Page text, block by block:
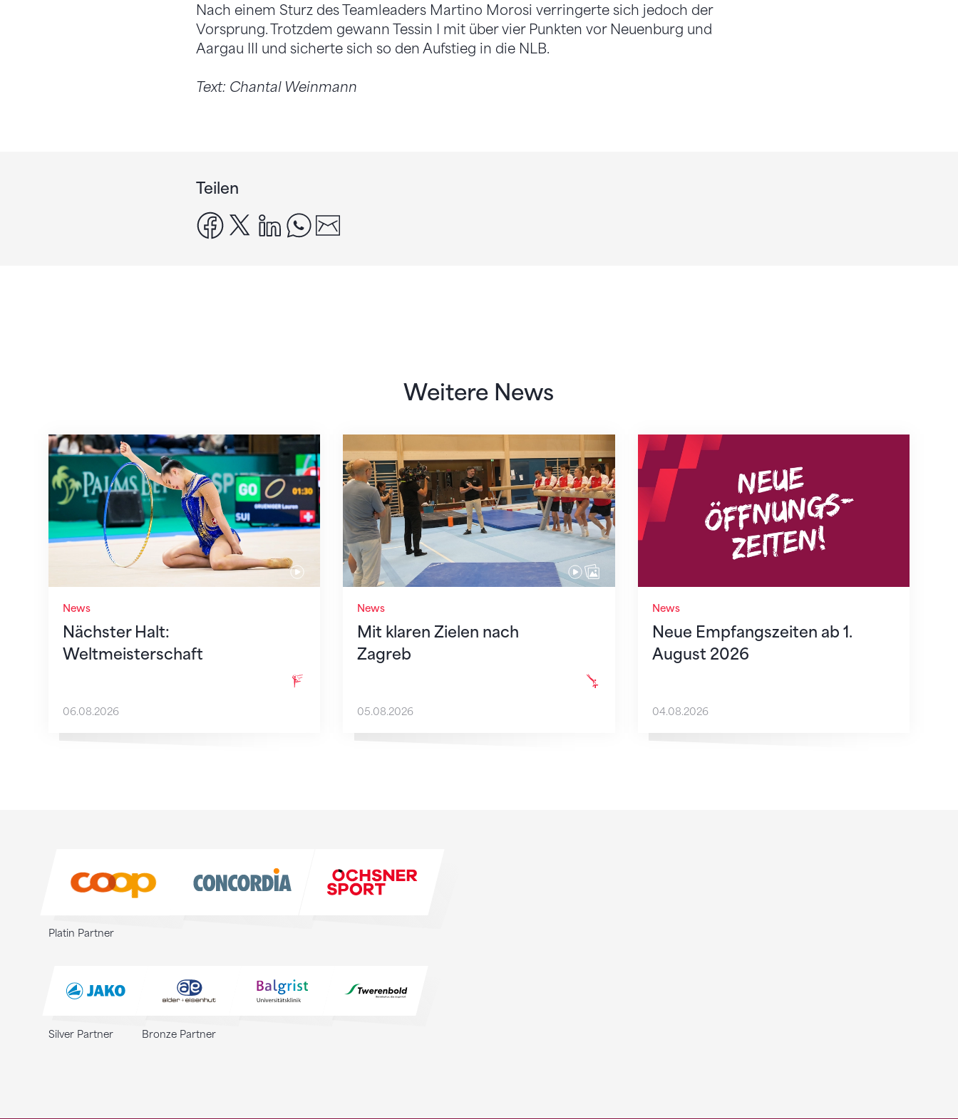
Nach einem Sturz des Teamleaders Martino Morosi verringerte sich jedoch der
Vorsprung. Trotzdem gewann Tessin I mit über vier Punkten vor Neuenburg und
Aargau III und sicherte sich so den Aufstieg in die NLB.
Text: Chantal Weinmann
Teilen
facebook
x linkedinwhatsapp
Weitere News
News
Nächster Halt:
Weltmeisterschaft
Nächster Halt: Weltmeisterschaft
06.08.2026
News
Mit klaren Zielen nach
Zagreb
Mit klaren Zielen nach Zagreb
05.08.2026
News
Neue Empfangszeiten ab 1.
August 2026
Neue Empfangszeiten ab 1. August 2026
04.08.2026
Platin Partner
Silver Partner Bronze Partner